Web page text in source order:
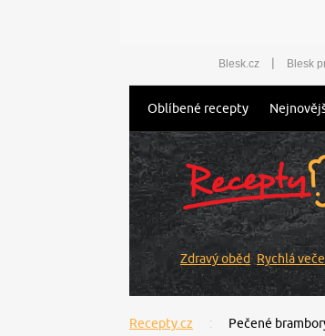
Blesk.cz | Blesk
Oblíbené recepty
Zdravý oběd Rychlá
Recepty.cz Pečené